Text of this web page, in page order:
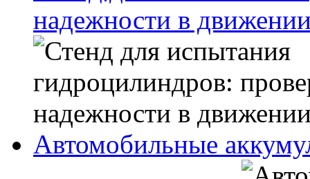
надежности в
Автомобильные